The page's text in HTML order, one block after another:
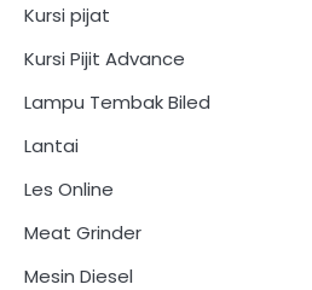
Kursi pijat
Kursi Pijit Advance
Lampu Tembak Biled
Lantai
Les Online
Meat Grinder
Mesin Diesel